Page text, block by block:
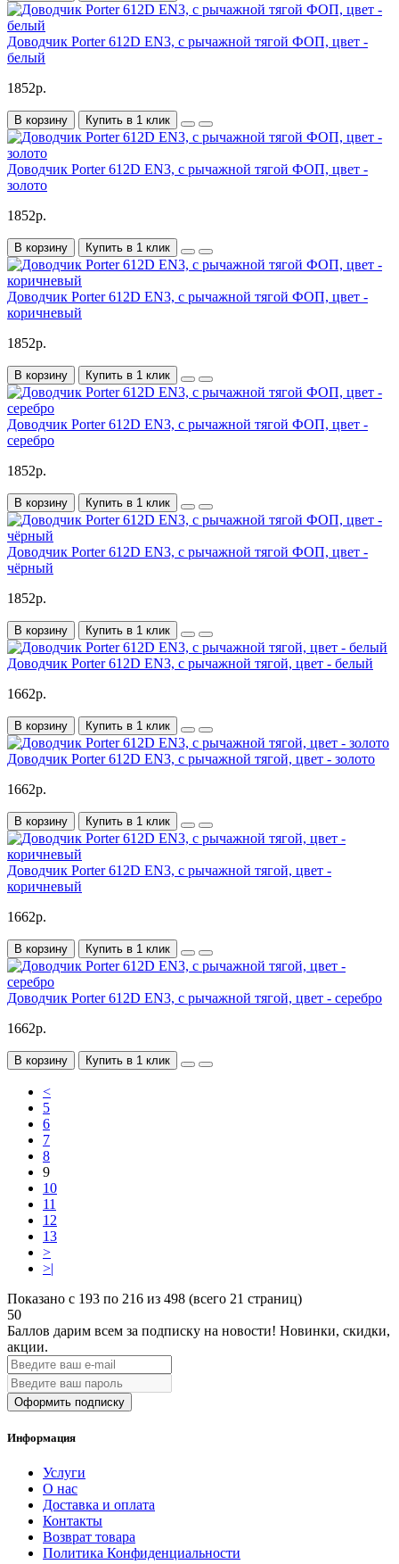
Доводчик Porter 612D EN3, с рычажной тягой ФОП, цвет -
белый
1852р.
В корзину Купить в 1 клик
Доводчик Porter 612D EN3, с рычажной тягой ФОП, цвет -
золото
1852р.
В корзину Купить в 1 клик
Доводчик Porter 612D EN3, с рычажной тягой ФОП, цвет -
коричневый
1852р.
В корзину Купить в 1 клик
Доводчик Porter 612D EN3, с рычажной тягой ФОП, цвет -
серебро
1852р.
В корзину Купить в 1 клик
Доводчик Porter 612D EN3, с рычажной тягой ФОП, цвет -
чёрный
1852р.
В корзину Купить в 1 клик
Доводчик Porter 612D EN3, с рычажной тягой, цвет - белый
1662р.
В корзину Купить в 1 клик
Доводчик Porter 612D EN3, с рычажной тягой, цвет - золото
1662р.
В корзину Купить в 1 клик
Доводчик Porter 612D EN3, с рычажной тягой, цвет -
коричневый
1662р.
В корзину Купить в 1 клик
Доводчик Porter 612D EN3, с рычажной тягой, цвет - серебро
1662р.
В корзину Купить в 1 клик
<
5
6
7
8
9
10
11
12
13
>
>|
Показано с 193 по 216 из 498 (всего 21 страниц)
50
Баллов дарим всем за подписку на новости! Новинки, скидки,
акции.
Оформить подписку
Информация
Услуги
О нас
Доставка и оплата
Контакты
Возврат товара
Политика Конфиденциальности